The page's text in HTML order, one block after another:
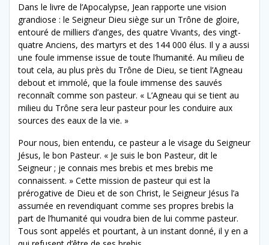
Dans le livre de l’Apocalypse, Jean rapporte une vision
grandiose : le Seigneur Dieu siège sur un Trône de gloire,
entouré de milliers d’anges, des quatre Vivants, des vingt-
quatre Anciens, des martyrs et des 144 000 élus. Il y a aussi
une foule immense issue de toute l’humanité. Au milieu de
tout cela, au plus près du Trône de Dieu, se tient l’Agneau
debout et immolé, que la foule immense des sauvés
reconnaît comme son pasteur. « L’Agneau qui se tient au
milieu du Trône sera leur pasteur pour les conduire aux
sources des eaux de la vie. »
Pour nous, bien entendu, ce pasteur a le visage du Seigneur
Jésus, le bon Pasteur. « Je suis le bon Pasteur, dit le
Seigneur ; je connais mes brebis et mes brebis me
connaissent. » Cette mission de pasteur qui est la
prérogative de Dieu et de son Christ, le Seigneur Jésus l’a
assumée en revendiquant comme ses propres brebis la
part de l’humanité qui voudra bien de lui comme pasteur.
Tous sont appelés et pourtant, à un instant donné, il y en a